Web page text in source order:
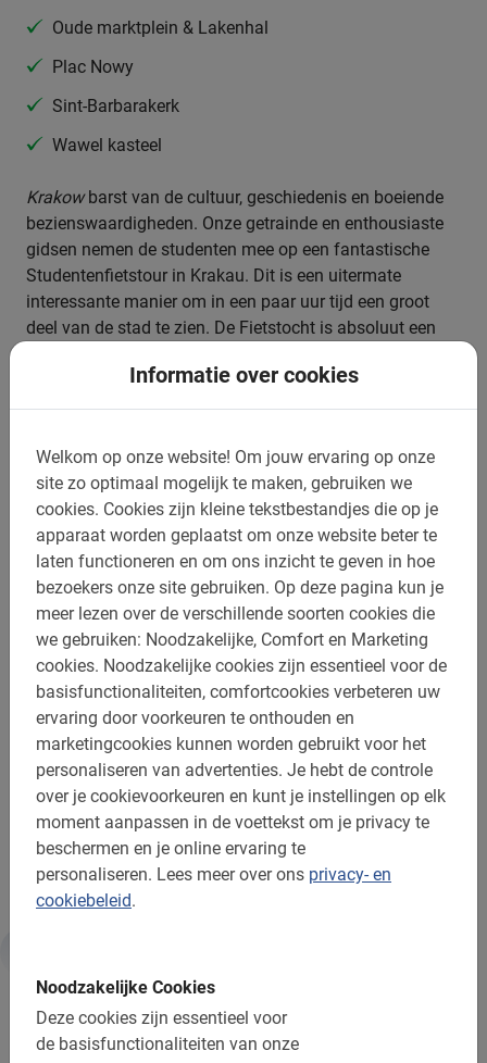
Informatie over cookies
Welkom op onze website! Om jouw ervaring op onze
site zo optimaal mogelijk te maken, gebruiken we
cookies. Cookies zijn kleine tekstbestandjes die op je
apparaat worden geplaatst om onze website beter te
laten functioneren en om ons inzicht te geven in hoe
bezoekers onze site gebruiken. Op deze pagina kun je
meer lezen over de verschillende soorten cookies die
we gebruiken: Noodzakelijke, Comfort en Marketing
cookies. Noodzakelijke cookies zijn essentieel voor de
basisfunctionaliteiten, comfortcookies verbeteren uw
ervaring door voorkeuren te onthouden en
marketingcookies kunnen worden gebruikt voor het
personaliseren van advertenties. Je hebt de controle
over je cookievoorkeuren en kunt je instellingen op elk
moment aanpassen in de voettekst om je privacy te
beschermen en je online ervaring te
personaliseren. Lees meer over ons privacy- en
cookiebeleid.
Noodzakelijke Cookies
Deze cookies zijn essentieel voor
de basisfunctionaliteiten van onze
Oude marktplein & Lakenhal
Plac Nowy
Sint-Barbarakerk
Wawel kasteel
Krakowbarst van de cultuur, geschiedenis en boeiende
bezienswaardigheden. Onze getrainde en enthousiaste
gidsen nemen de studenten mee op een fantastische
Studentenfietstour in Krakau. Dit is een uitermate
interessante manier om in een paar uur tijd een groot
deel van de stad te zien. De Fietstocht is absoluut een
Boek deze Studentenfietstour in
Krakau nu
Enthousiast geraakt? Wacht niet langer en kies voor
deze Studentenfietstour in Krakau en bezorg de
leerlingen en jezelf een fantastische ochtend of middag.
Scherpe tarieven en goede gidsen gecombineerd met
veilige, leuke en leerzame routes!Let op:Deze fietstour
is dagelijks te boeken en kent een minimum van 20
deelnemers. Ander tijdstip aanvragen? Neem dan
contact met ons op.
Maak je schoolreis compleet met de Studentenfietstour
in Krakau!
Informatie
Belangrijk om te weten: